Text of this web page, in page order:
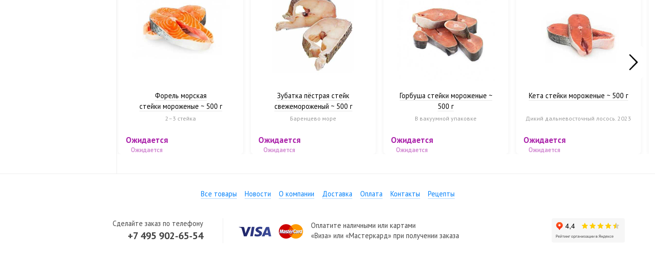
Форель морская
стейки мороженые ~ 500 г
2–3 стейка
Ожидается
Ожидается
Зубатка пёстрая стейк
свежемороженый ~ 500 г
Баренцево море
Ожидается
Ожидается
Горбуша стейки мороженые ~
500 г
В вакуумной упаковке
Ожидается
Ожидается
Кета стейки мороженые ~ 500 г
Дикий дальневосточный лосось. 2023
Ожидается
Ожидается
Все товары Новости О компании Доставка Оплата Контакты Рецепты
Сделайте заказ по телефону
+7 495 902-65-54
Оплатите наличными или картами
«Виза» или «Мастеркард» при получении заказа